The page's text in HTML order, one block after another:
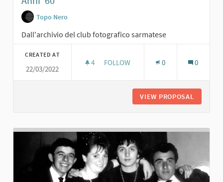
Topo Nero
Dall'archivio del club fotografico sarmatese
CREATED AT
22/03/2022
4 4 FOLLOWERS
FOLLOW 0 0
VIEW PROPOSAL